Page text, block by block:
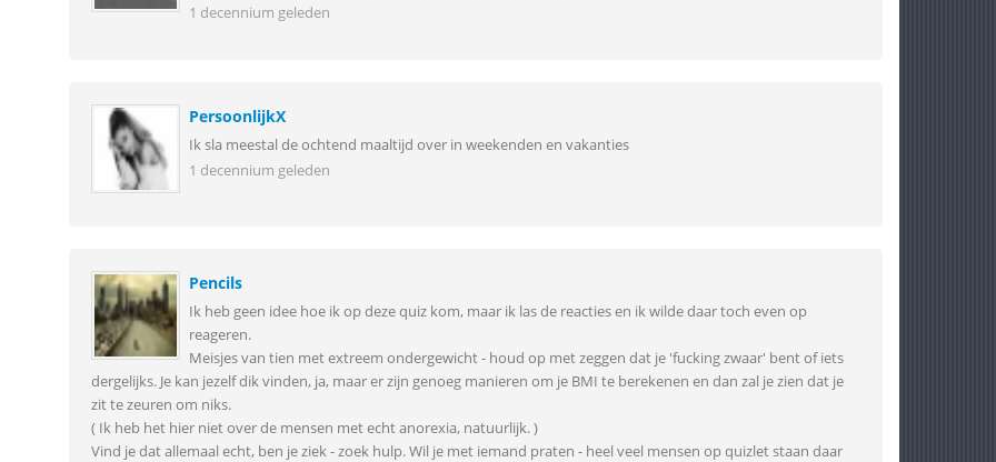
1 decennium geleden
PersoonlijkX
Ik sla meestal de ochtend maaltijd over in weekenden en vakanties
1 decennium geleden
Pencils
Ik heb geen idee hoe ik op deze quiz kom, maar ik las de reacties en ik wilde daar toch even op
reageren.
Meisjes van tien met extreem ondergewicht - houd op met zeggen dat je 'fucking zwaar' bent of iets
dergelijks. Je kan jezelf dik vinden, ja, maar er zijn genoeg manieren om je BMI te berekenen en dan zal je zien dat je
zit te zeuren om niks.
( Ik heb het hier niet over de mensen met echt anorexia, natuurlijk. )
Vind je dat allemaal echt, ben je ziek - zoek hulp. Wil je met iemand praten - heel veel mensen op quizlet staan daar